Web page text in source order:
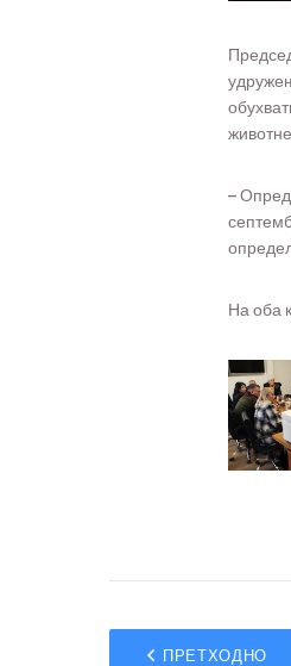
–
На оба
ПРЕТХОДНО